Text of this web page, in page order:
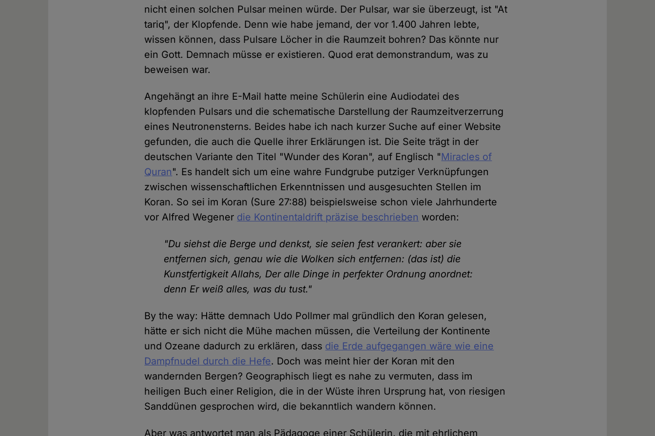
nicht einen solchen Pulsar meinen würde. Der Pulsar, war sie überzeugt, ist "At
tariq", der Klopfende. Denn wie habe jemand, der vor 1.400 Jahren lebte,
wissen können, dass Pulsare Löcher in die Raumzeit bohren? Das könnte nur
ein Gott. Demnach müsse er existieren. Quod erat demonstrandum, was zu
beweisen war.
Angehängt an ihre E-Mail hatte meine Schülerin eine Audiodatei des
klopfenden Pulsars und die schematische Darstellung der Raumzeitverzerrung
eines Neutronensterns. Beides habe ich nach kurzer Suche auf einer Website
gefunden, die auch die Quelle ihrer Erklärungen ist. Die Seite trägt in der
deutschen Variante den Titel "Wunder des Koran", auf Englisch "Miracles of
Quran". Es handelt sich um eine wahre Fundgrube putziger Verknüpfungen
zwischen wissenschaftlichen Erkenntnissen und ausgesuchten Stellen im
Koran. So sei im Koran (Sure 27:88) beispielsweise schon viele Jahrhunderte
vor Alfred Wegener die Kontinentaldrift präzise beschrieben worden:
"Du siehst die Berge und denkst, sie seien fest verankert: aber sie
entfernen sich, genau wie die Wolken sich entfernen: (das ist) die
Kunstfertigkeit Allahs, Der alle Dinge in perfekter Ordnung anordnet:
denn Er weiß alles, was du tust."
By the way: Hätte demnach Udo Pollmer mal gründlich den Koran gelesen,
hätte er sich nicht die Mühe machen müssen, die Verteilung der Kontinente
und Ozeane dadurch zu erklären, dass die Erde aufgegangen wäre wie eine
Dampfnudel durch die Hefe. Doch was meint hier der Koran mit den
wandernden Bergen? Geographisch liegt es nahe zu vermuten, dass im
heiligen Buch einer Religion, die in der Wüste ihren Ursprung hat, von riesigen
Sanddünen gesprochen wird, die bekanntlich wandern können.
Aber was antwortet man als Pädagoge einer Schülerin, die mit ehrlichem